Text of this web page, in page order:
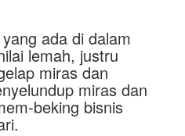
ada di dalam
lemah, justru
miras dan
miras dan
beking bisnis